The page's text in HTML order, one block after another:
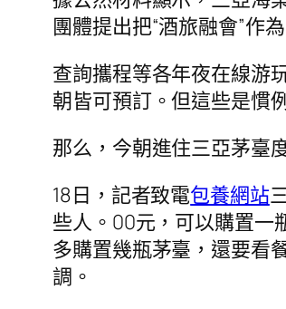
團體提出把“酒旅融會”作
查詢攜程等各年夜在線游
朝皆可預訂。但這些是慣
那么，今朝進住三亞茅臺
18日，記者致電包養網站
些人。00元，可以購置一
多購置幾瓶茅臺，還要看
調。